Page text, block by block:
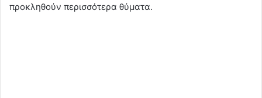
προκληθούν περισσότερα θύματα.